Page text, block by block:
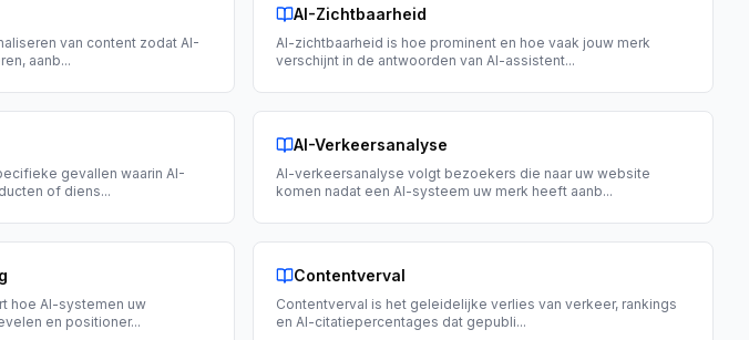
van content zodat AI-
aanb...
AI-Zichtbaarheid
AI-zichtbaarheid is hoe prominent en hoe vaak jouw merk
verschijnt in de antwoorden van AI-assistent...
gevallen waarin AI-
of diens...
AI-Verkeersanalyse
AI-verkeersanalyse volgt bezoekers die naar uw website
komen nadat een AI-systeem uw merk heeft aanb...
hoe AI-systemen uw
en positioner...
Contentverval
Contentverval is het geleidelijke verlies van verkeer, rankings
en AI-citatiepercentages dat gepubli...